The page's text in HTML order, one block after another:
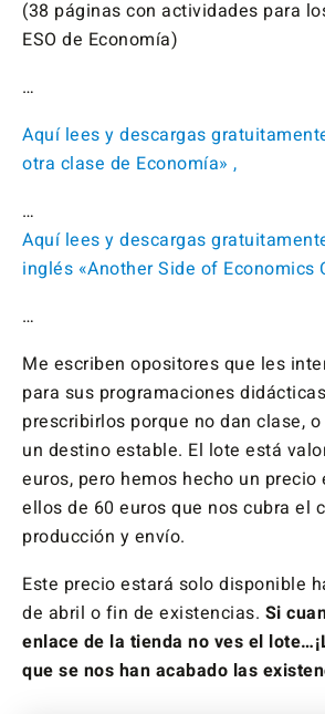
(38 páginas con actividades para
ESO de Economía)
…
Aquí lees y descargas
otra clase de Economía» ,
…
Aquí lees y descargas
inglés «Another Side of Economics
…
Me escriben opositores que les
para sus programaciones
prescribirlos porque no dan clase,
un destino estable. El lote está
euros, pero hemos hecho un precio
ellos de 60 euros que nos cubra el
producción y envío.
Este precio estará solo disponible
de abril o fin de existencias. Si
enlace de la tienda no ves el
que se nos han acabado las